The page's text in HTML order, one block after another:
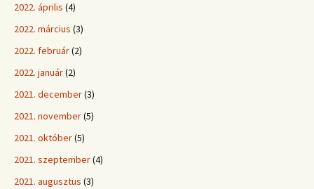
2022. április (4)
2022. március (3)
2022. február(2)
2022. január(2)
2021. december(3)
2021. november(5)
2021. október(5)
2021. szeptember(4)
2021. augusztus (3)